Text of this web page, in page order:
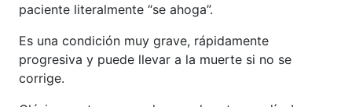
paciente literalmente “se ahoga”.
Es una condición muy grave, rápidamente
progresiva y puede llevar a la muerte si no se
corrige.